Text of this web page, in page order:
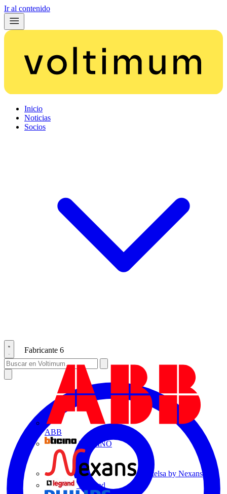
Ir al contenido
Inicio
Noticias
Socios
Fabricante 6
ABB
BTICINO
Centelsa by Nexans
Legrand